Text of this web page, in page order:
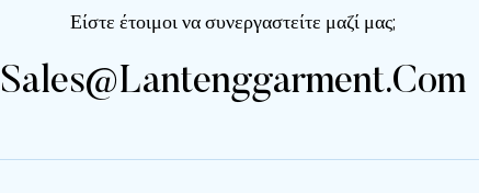
Είστε έτοιμοι να συνεργαστείτε μαζί μας;
Sales@lantenggarment.com